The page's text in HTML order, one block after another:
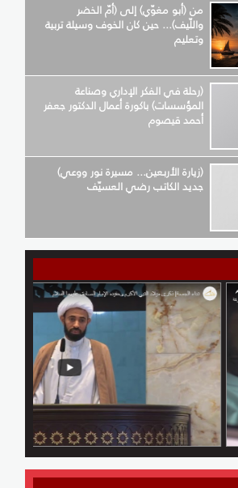
من (أبو مغوّي) إلى (أمّ الخضر
واللّيف)... حين كان الخوف وسيلة تربية
وتعليم
(رحلة في الفكر الإداري وصناعة
المؤسسات) باكورة أعمال الدكتور جعفر
أحمد قيصوم
(زيارة الأربعين... مسيرة نور ووعي)
جديد الكاتب رضي العسيّف